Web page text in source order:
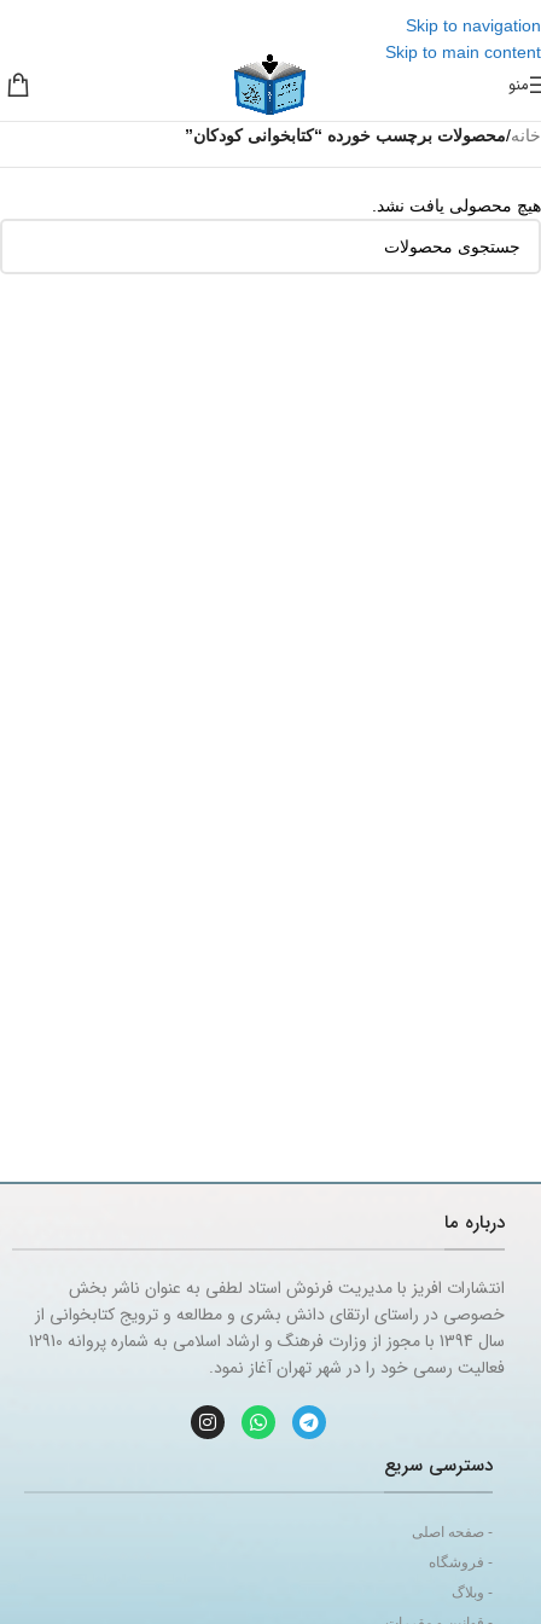
Skip to navigation
Skip to main content
منو
خانه/محصولات برچسب خورده “کتابخوانی کودکان”
هیچ محصولی یافت نشد.
درباره ما
انتشارات افریز با مدیریت فرنوش استاد لطفی به عنوان ناشر بخش
خصوصی در راستای ارتقای دانش بشری و مطالعه و ترویج کتابخوانی از
سال 1394 با مجوز از وزارت فرهنگ و ارشاد اسلامی به شماره پروانه 12910
فعالیت رسمی خود را در شهر تهران آغاز نمود.
دسترسی سریع
- صفحه اصلی
- فروشگاه
- وبلاگ